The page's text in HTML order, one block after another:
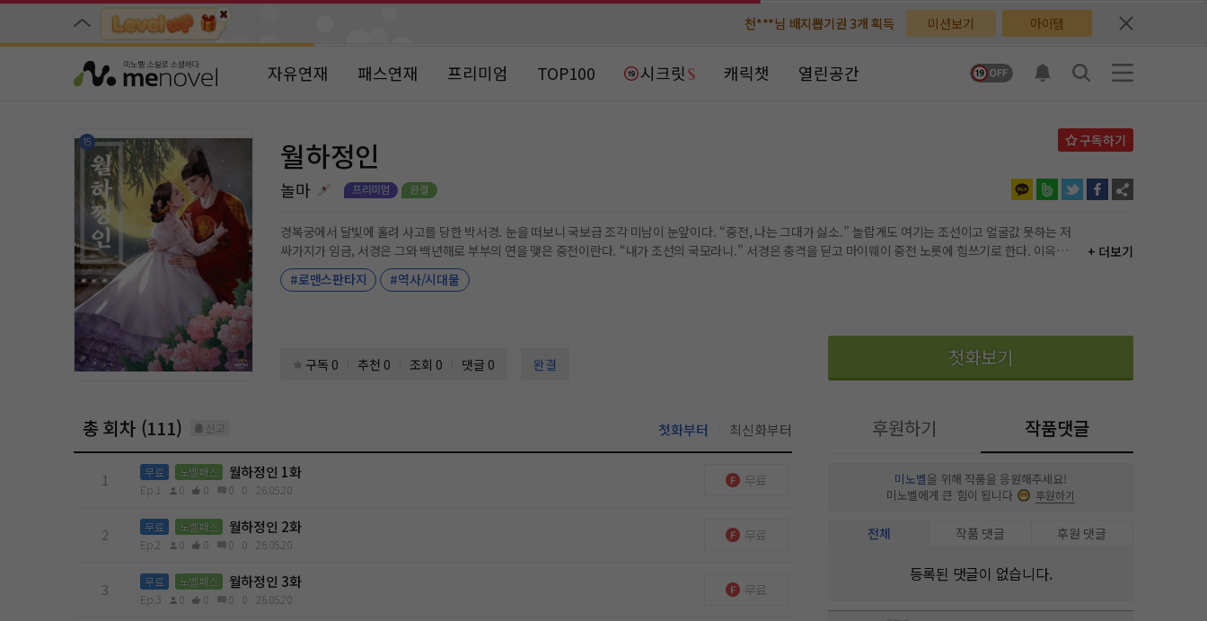
천***님 배지뽑기권 3개 획득
천***님 배지뽑기권 3개 획득
메**님 노벨패스 체험권 3일 획득
메**님 노벨패스 체험권 3일 획득
갈***님 후원10코인 획득
갈***님 후원10코인 획득
미션보기 아이템
자유연재 패스연재 프리미엄 TOP100 시크릿 캐릭챗 열린공간
월하정인
놀마
경복궁에서 달빛에 홀려 사고를 당한 박서경. 눈을 떠보니 국보급 조각 미남이 눈앞이다. “중전, 나는 그대가 싫소.” 놀랍게도 여기는 조선이고 얼굴값 못하는 저
싸가지가 임금, 서경은 그와 백년해로 부부의 연을 맺은 중전이란다. “내가 조선의 국모라니.” 서경은 충격을 딛고 마이웨이 중전 노릇에 힘쓰기로 한다. 이윽고
이전과는 달라진 중전의 낯선 매력에 임금의 마음은 흔들리기 시작하는데. 존재감 뿜뿜! 마이웨이!를 외치는 조선 국모 서경과 한양 차도남 조선 임금 이율의 아
슬아슬한 궁궐 동거 로맨스.
+ 더보기
#로맨스판타지
#역사/시대물
구독 0 추천 0 조회 0 댓글 0 완결 첫화보기
총 회차 (111) 신고 첫화부터 최신화부터
1 무료 노벨패스 월하정인 1화
Ep.1 0 0 0 0 26.05.20
무료
2 무료 노벨패스 월하정인 2화
Ep.2 0 0 0 0 26.05.20
무료
3 무료 노벨패스 월하정인 3화
Ep.3 0 0 0 0 26.05.20
무료
후원하기 작품댓글
미노벨을 위해 작품을 응원해주세요!
미노벨에게 큰 힘이 됩니다
후원하기
전체 작품 댓글 후원 댓글
등록된 댓글이 없습니다.